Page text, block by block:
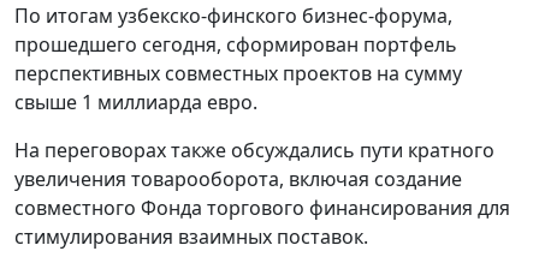
По итогам узбекско-финского бизнес-форума,
прошедшего сегодня, сформирован портфель
перспективных совместных проектов на сумму
свыше 1 миллиарда евро.
На переговорах также обсуждались пути кратного
увеличения товарооборота, включая создание
совместного Фонда торгового финансирования для
стимулирования взаимных поставок.